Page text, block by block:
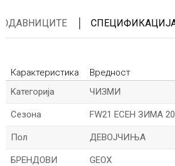
Карактеристика
Вредност
Kатегорија
ЧИЗМИ
Сезона FW21 ЕСЕН ЗИМА
Пол ДЕВОЈЧИЊА
БРЕНДОВИ GEOX